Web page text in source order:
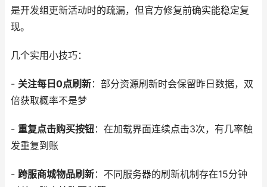
是开发组更新活动时的疏漏，但官方修复前确实能稳定复
现。
几个实用小技巧：
- 关注每日0点刷新：部分资源刷新时会保留昨日数据，双
倍获取概率不是梦
- 重复点击购买按钮：在加载界面连续点击3次，有几率触
发重复到账
- 跨服商城物品刷新：不同服务器的刷新机制存在15分钟